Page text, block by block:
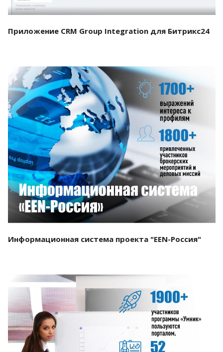
Приложение CRM Group Integration для Битрикс24
Смотреть проект
Информационная система проекта "EEN-Россия"